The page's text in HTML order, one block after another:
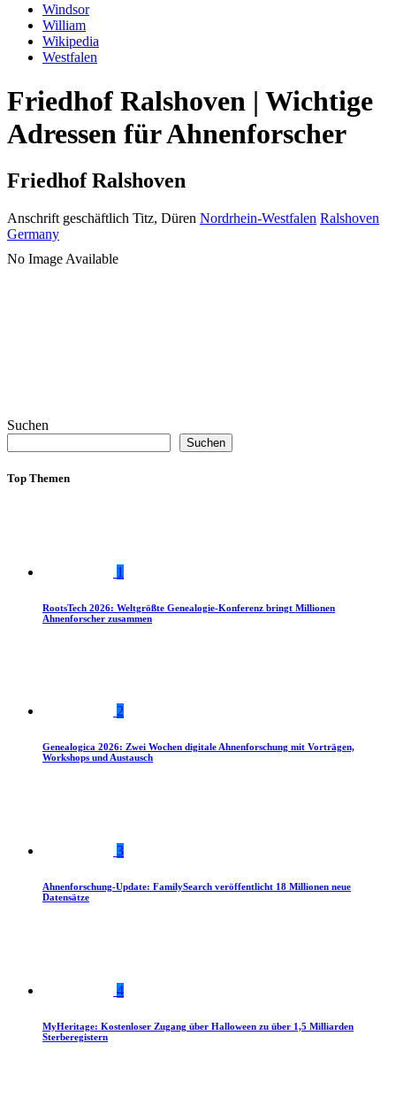
Windsor
William
Wikipedia
Westfalen
Friedhof Ralshoven | Wichtige
Adressen für Ahnenforscher
Friedhof Ralshoven
Anschrift geschäftlich Titz, Düren Nordrhein-Westfalen Ralshoven
Germany
No Image Available
Suchen
Suchen
Top Themen
1
RootsTech 2026: Weltgrößte Genealogie-Konferenz bringt Millionen
Ahnenforscher zusammen
2
Genealogica 2026: Zwei Wochen digitale Ahnenforschung mit Vorträgen,
Workshops und Austausch
3
Ahnenforschung-Update: FamilySearch veröffentlicht 18 Millionen neue
Datensätze
4
MyHeritage: Kostenloser Zugang über Halloween zu über 1,5 Milliarden
Sterberegistern